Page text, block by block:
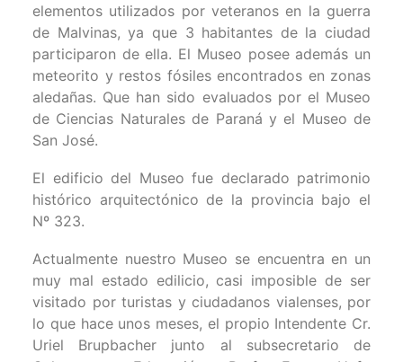
elementos utilizados por veteranos en la guerra
de Malvinas, ya que 3 habitantes de la ciudad
participaron de ella. El Museo posee además un
meteorito y restos fósiles encontrados en zonas
aledañas. Que han sido evaluados por el Museo
de Ciencias Naturales de Paraná y el Museo de
San José.
El edificio del Museo fue declarado patrimonio
histórico arquitectónico de la provincia bajo el
Nº 323.
Actualmente nuestro Museo se encuentra en un
muy mal estado edilicio, casi imposible de ser
visitado por turistas y ciudadanos vialenses, por
lo que hace unos meses, el propio Intendente Cr.
Uriel Brupbacher junto al subsecretario de